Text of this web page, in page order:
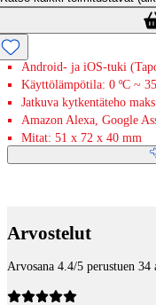
Android- ja iOS-tuki
Käyttölämpötila: 0 ºC ~
Jatkuva kytkentäteho
Amazon Alexa, Google
Mitat: 51 x 72 x 40 mm
Arvostelut
Arvosana 4.4/5 perustuen 34